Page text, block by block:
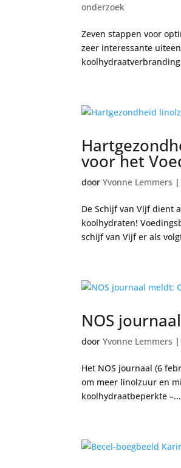
onderzoek
Zeven stappen voor
zeer interessante
voor het
doorYvonne Lemmers
De Schijf van Vijf dient
koolhydraten!
schijf van Vijf er als
NOS
doorYvonne Lemmers
Het NOS journaal (6
om meer linolzuur en
koolhydraatbeperkte –...